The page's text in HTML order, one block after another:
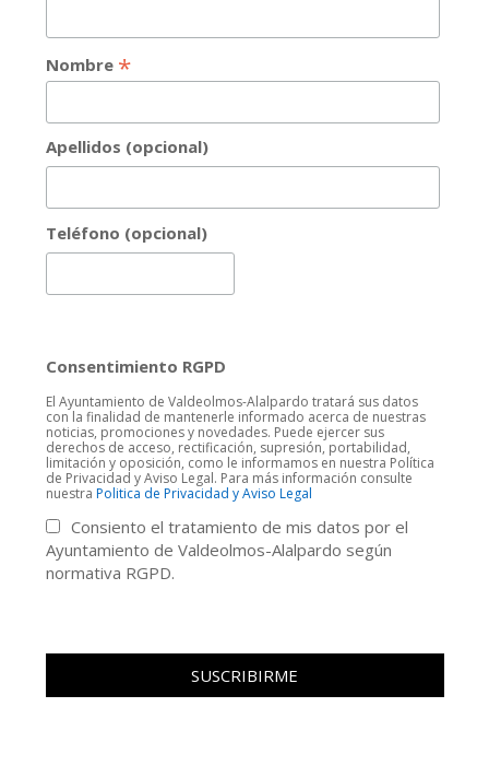
Nombre *
Apellidos (opcional)
Teléfono (opcional)
Consentimiento RGPD
El Ayuntamiento de Valdeolmos-Alalpardo tratará sus datos
con la finalidad de mantenerle informado acerca de nuestras
noticias, promociones y novedades. Puede ejercer sus
derechos de acceso, rectificación, supresión, portabilidad,
limitación y oposición, como le informamos en nuestra Política
de Privacidad y Aviso Legal. Para más información consulte
nuestra Politica de Privacidad y Aviso Legal
Consiento el tratamiento de mis datos por el
Ayuntamiento de Valdeolmos-Alalpardo según
normativa RGPD.